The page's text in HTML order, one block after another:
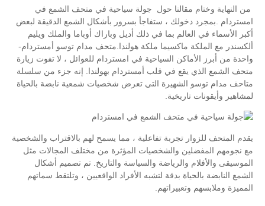
من النهاية وختام مقالنا حول جولة سياحية في متحف الشمع في
امستردام .بمجرد دخولك ، ستفاجأ بسرور بأشكال الشمع الدقيقة لبعض
أكبر الأسماء في العالم بما في ذلك أديل وباراك أوباما والملك ويليم
ألكسندر مع الملكة ماكسيما ملكة هولندا.متحف مدام توسو أمستردام-
واحدة من أبرز الأماكن السياحية في امستردام للعوائل ، لا تفوت زيارة
متحف الشمع الذي يقع في قلب أمستردام بهولندا. إنه جزء من سلسلة
متاحف مدام توسو الشهيرة التي تعرض شخصيات شمعية نابضة بالحياة
لمشاهير وأيقونات تاريخية.
يقدم المتحف للزوار تجربة تفاعلية ، مما يسمح لهم بالاقتراب والشخصية
مع نجومهم المفضلين والشخصيات المؤثرة من مختلف المجالات مثل
الموسيقى والأفلام والرياضة والسياسة والتاريخ. تم تصميم أشكال
الشمع النابضة بالحياة بدقة لتشبه الأفراد الواقعيين ، وتلتقط سماتهم
المميزة وملابسهم وتعبيراتهم.